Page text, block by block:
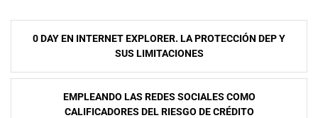
NavegaciÃ³n
entradas
0 DAY EN INTERNET EXPLORER. LA PROTECCIÓN DEP Y
SUS LIMITACIONES
EMPLEANDO LAS REDES SOCIALES COMO
CALIFICADORES DEL RIESGO DE CRÉDITO